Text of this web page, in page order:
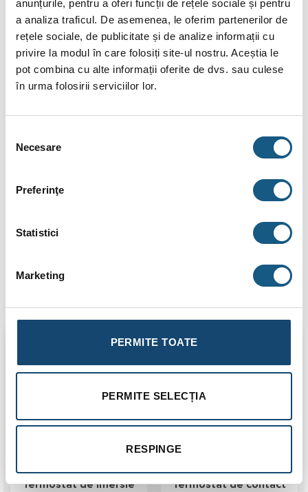
anunțurile, pentru a oferi funcții de rețele sociale și pentru
a analiza traficul. De asemenea, le oferim partenerilor de
rețele sociale, de publicitate și de analize informații cu
privire la modul în care folosiți site-ul nostru. Aceștia le
pot combina cu alte informații oferite de dvs. sau culese
în urma folosirii serviciilor lor.
consimțământului
Necesare
Preferinţe
Statistici
Marketing
PERMITE TOATE
PERMITE SELECȚIA
RESPINGE
INFORMAȚII SUPLIMENTARE
RECENZII (0)
Descriere:
lucrari cu presiuni de pana la 16 bar. Aceasta are rolul de a fixa
un stut filetat din otel sau imbinarea cu o flansa filetat pentru
Produse similare
Termostat de imersie
Termostat de contact